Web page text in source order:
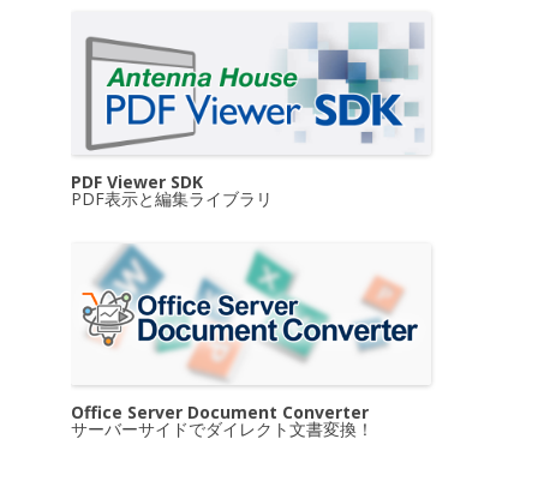
PDF Viewer SDK
PDF表示と編集ライブラリ
Office Server Document Converter
サーバーサイドでダイレクト文書変換！